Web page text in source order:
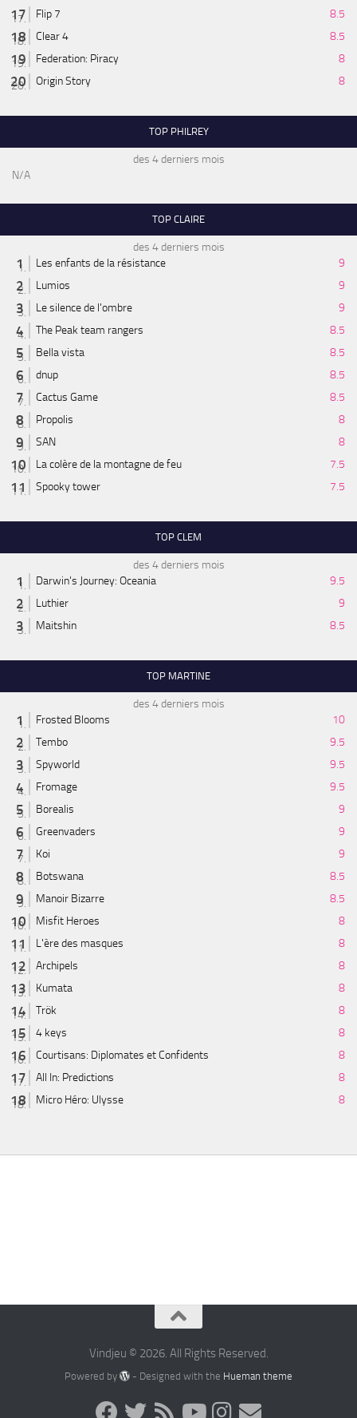
Flip 7
8.5
Clear 4
8.5
Federation: Piracy
8
Origin Story
8
TOP PHILREY
des 4 derniers mois
N/A
TOP CLAIRE
des 4 derniers mois
Les enfants de la résistance
9
Lumios
9
Le silence de l'ombre
9
The Peak team rangers
8.5
Bella vista
8.5
dnup
8.5
Cactus Game
8.5
Propolis
8
SAN
8
La colère de la montagne de feu
7.5
Spooky tower
7.5
TOP CLEM
des 4 derniers mois
Darwin's Journey: Oceania
9.5
Luthier
9
Maitshin
8.5
TOP MARTINE
des 4 derniers mois
Frosted Blooms
10
Tembo
9.5
Spyworld
9.5
Fromage
9.5
Borealis
9
Greenvaders
9
Koi
9
Botswana
8.5
Manoir Bizarre
8.5
Misfit Heroes
8
L'ère des masques
8
Archipels
8
Kumata
8
Trök
8
4 keys
8
Courtisans: Diplomates et Confidents
8
All In: Predictions
8
Micro Héro: Ulysse
8
Vindjeu © 2026. All Rights Reserved.
Powered by - Designed with the Hueman theme